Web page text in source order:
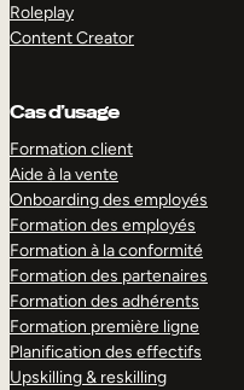
Roleplay
Content Creator
Cas d’usage
Formation client
Aide à la vente
Onboarding des employés
Formation des employés
Formation à la conformité
Formation des partenaires
Formation des adhérents
Formation première ligne
Planification des effectifs
Upskilling & reskilling